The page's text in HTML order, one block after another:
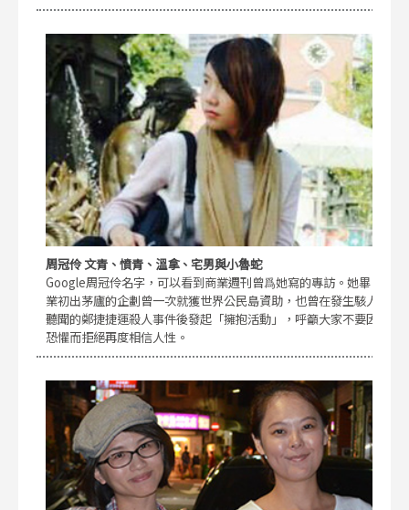
周冠伶 文青、憤青、溫拿、宅男與小魯蛇
Google周冠伶名字，可以看到商業週刊曾爲她寫的專訪。她畢
業初出茅廬的企劃曾一次就獲世界公民島資助，也曾在發生駭人
聽聞的鄭捷捷運殺人事件後發起「擁抱活動」，呼籲大家不要因
恐懼而拒絕再度相信人性。